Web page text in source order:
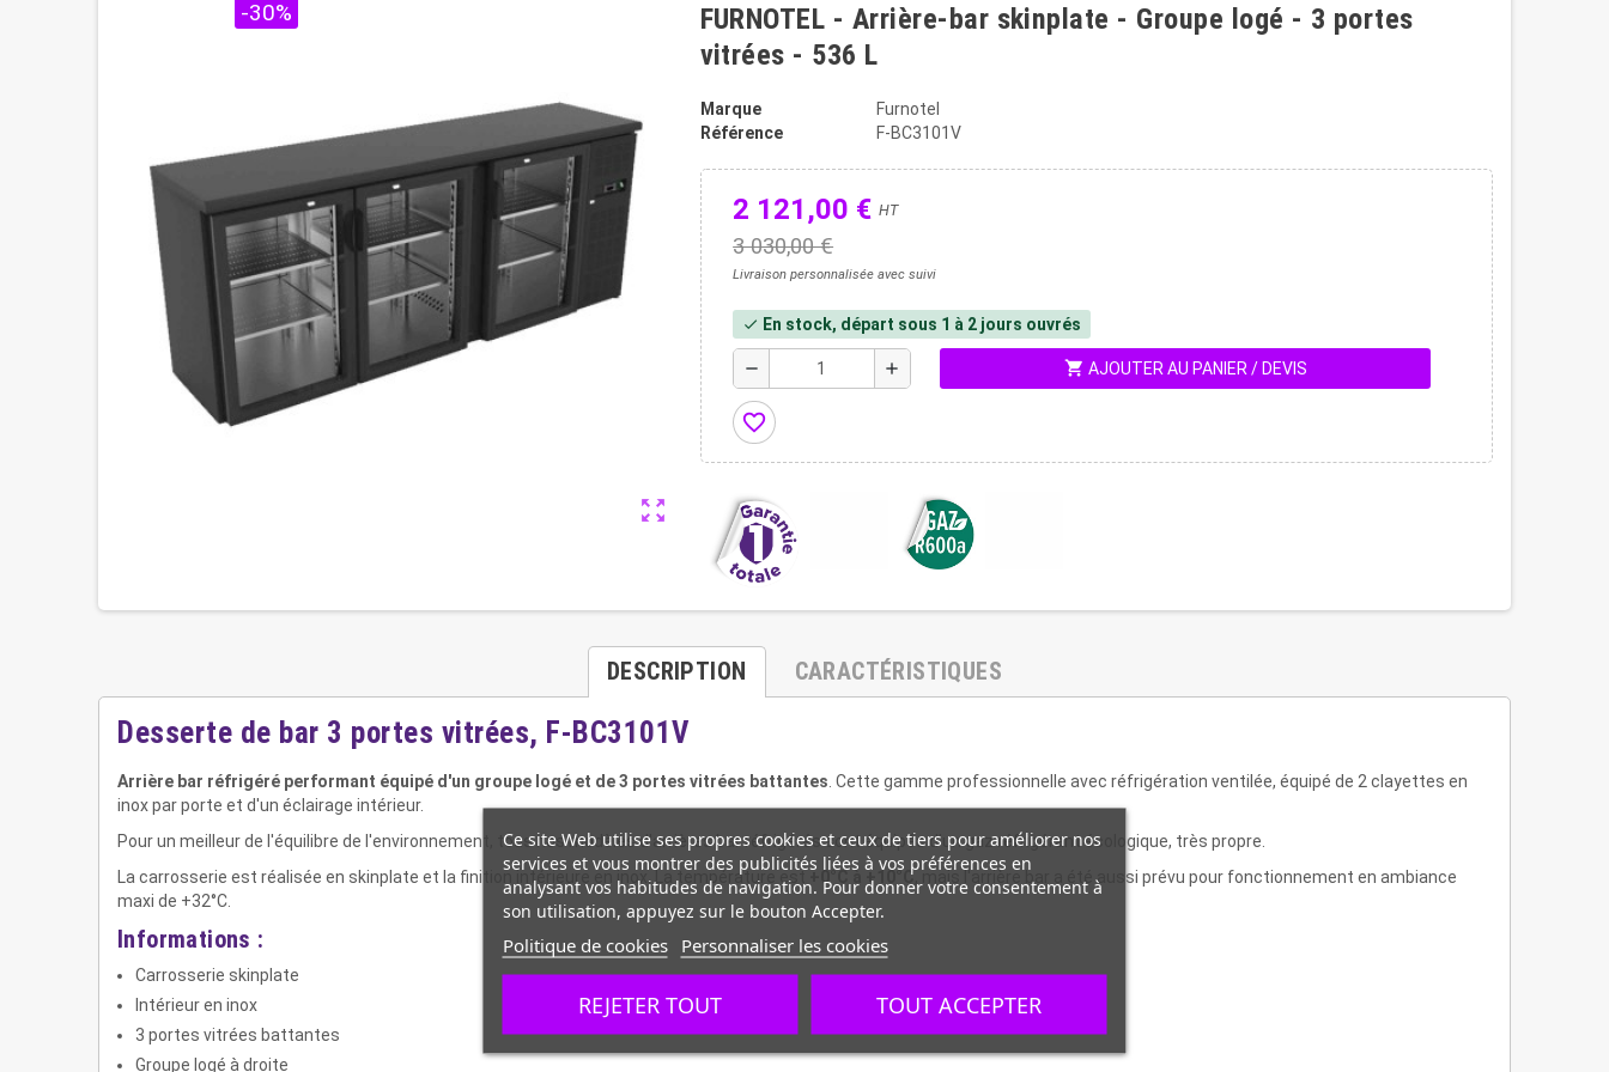
zoom_out_map
-30%
FURNOTEL - Arrière-bar skinplate - Groupe logé - 3 portes
vitrées - 536 L
Marque
Furnotel
Référence
F-BC3101V
2 121,00 € HT
3 030,00 €
Livraison personnalisée avec suivi
check En stock, départ sous 1 à 2 jours ouvrés
remove add shopping_cart AJOUTER AU PANIER / DEVIS
favorite_border
DESCRIPTION CARACTÉRISTIQUES
Desserte de bar 3 portes vitrées, F-BC3101V
Arrière bar réfrigéré performant équipé d'un groupe logé et de 3 portes vitrées battantes . Cette gamme professionnelle avec réfrigération ventilée, équipé de 2 clayettes en
inox par porte et d'un éclairage intérieur.
Pour un meilleur de l'équilibre de l'environnement, tous nos modèles d'arrières bar réfrigérés sont équipés d'un gaz réfrigérant écologique, très propre.
La carrosserie est réalisée en skinplate et la finition intérieure en inox. La température est
+0°C à +10°C , mais l'arrière bar a été aussi prévu pour fonctionnement en ambiance
maxi de +32°C.
Informations :
Carrosserie skinplate
Intérieur en inox
3 portes vitrées battantes
Groupe logé à droite
Ce site Web utilise ses propres cookies et ceux de tiers pour améliorer nos
services et vous montrer des publicités liées à vos préférences en
analysant vos habitudes de navigation. Pour donner votre consentement à
son utilisation, appuyez sur le bouton Accepter.
Politique de cookies Personnaliser les cookies
REJETER TOUT TOUT ACCEPTER